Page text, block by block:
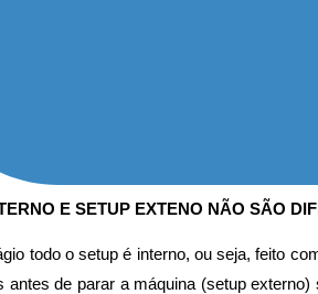
E SETUP EXTENO NÃO SÃO
todo o setup é interno, ou seja, feito
antes de parar a máquina (setup